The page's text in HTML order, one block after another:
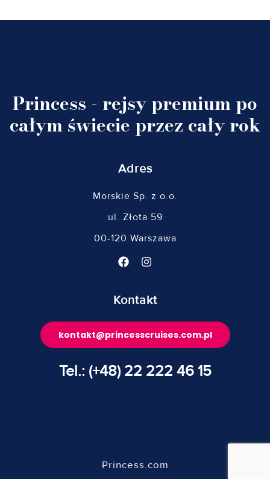
Princess - rejsy premium po
całym świecie przez cały rok
Adres
Morskie Sp. z o.o.
ul. Złota 59
00-120 Warszawa
Kontakt
kontakt@princesscruises.com.pl
Tel.: (+48) 22 222 46 15
Princess.com